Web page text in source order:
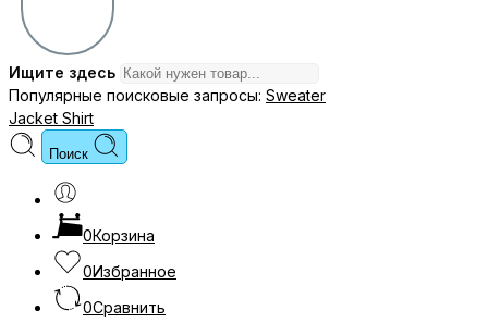
Ищите здесь
Популярные поисковые запросы: Sweater
Jacket Shirt
Поиск
0Корзина
0Избранное
0Сравнить